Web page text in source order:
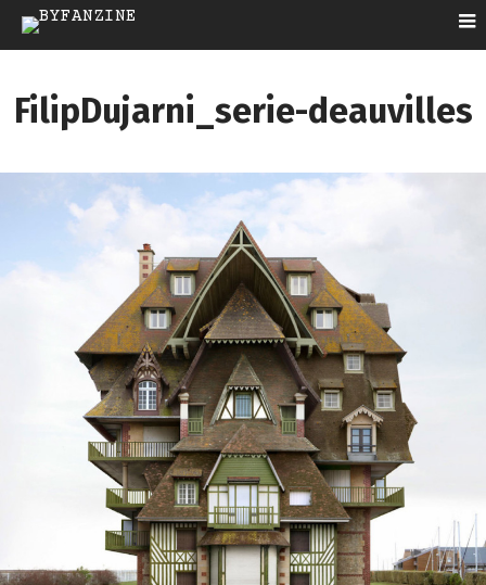
FilipDujarni_serie-deauvilles